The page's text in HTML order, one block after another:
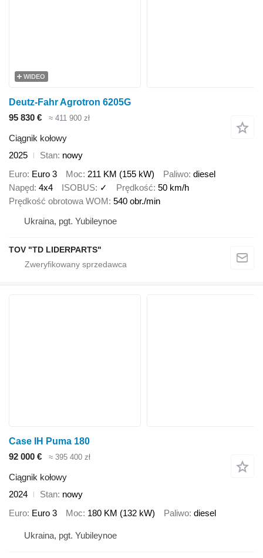
WIDEO
Deutz-Fahr Agrotron 6205G
95 830 €
≈ 411 900 zł
Ciągnik kołowy
2025
Stan nowy
Euro Euro 3 Moc 211 KM (155 kW) Paliwo diesel
Napęd 4x4 ISOBUS ✓ Prędkość 50 km/h
Prędkość obrotowa WOM 540 obr./min
Ukraina, pgt. Yubileynoe
TOV "TD LIDERPARTS"
Case IH Puma 180
92 000 €
≈ 395 400 zł
Ciągnik kołowy
2024
Stan nowy
Euro Euro 3 Moc 180 KM (132 kW) Paliwo diesel
Ukraina, pgt. Yubileynoe